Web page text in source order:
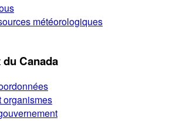
météorologiques
Canada
organismes